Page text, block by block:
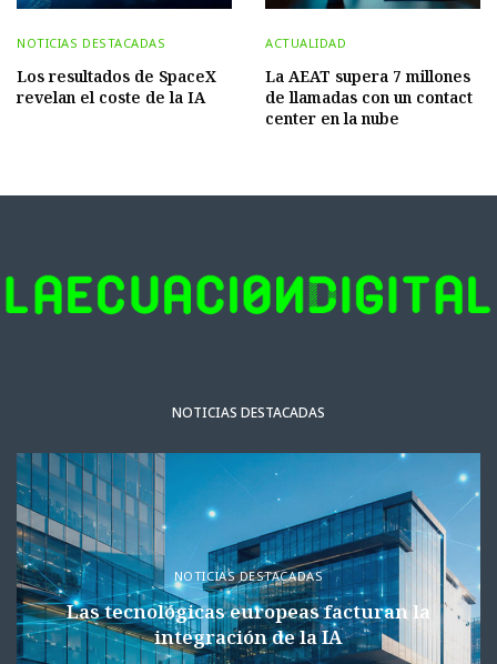
NOTICIAS DESTACADAS
Los resultados de SpaceX
revelan el coste de la IA
ACTUALIDAD
La AEAT supera 7 millones
de llamadas con un contact
center en la nube
NOTICIAS DESTACADAS
NOTICIAS DESTACADAS
Las tecnológicas europeas facturan la
integración de la IA